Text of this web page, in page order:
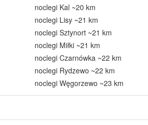
noclegi Kal ~20 km
noclegi Lisy ~21 km
noclegi Sztynort ~21 km
noclegi Miłki ~21 km
noclegi Czarnówka ~22 km
noclegi Rydzewo ~22 km
noclegi Węgorzewo ~23 km